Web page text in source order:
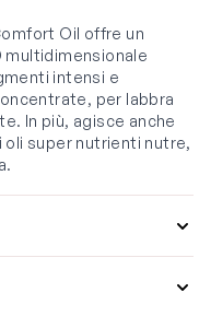
Oil offre un
multidimensionale
intensi e
per labbra
In più, agisce anche
super nutrienti nutre,